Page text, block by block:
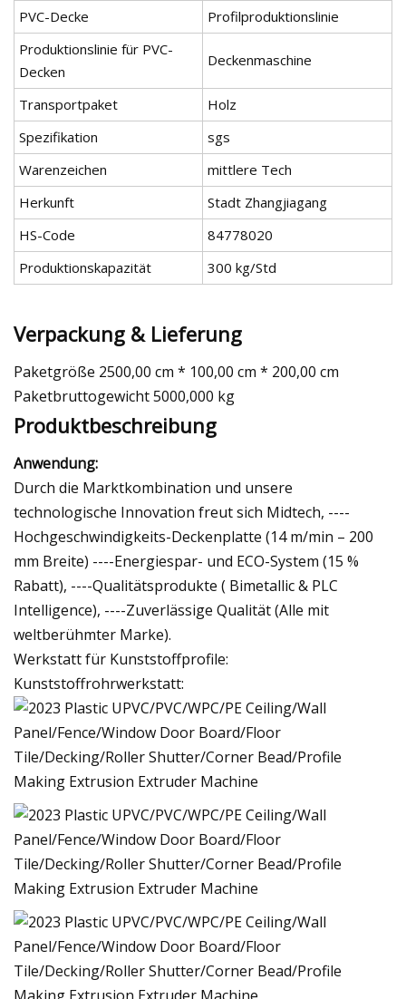
PVC-Decke
Profilproduktionslinie
Produktionslinie für PVC-
Decken
Deckenmaschine
Transportpaket
Holz
Spezifikation
sgs
Warenzeichen
mittlere Tech
Herkunft
Stadt Zhangjiagang
HS-Code
84778020
Produktionskapazität
300 kg/Std
Verpackung & Lieferung
Paketgröße 2500,00 cm * 100,00 cm * 200,00 cm
Paketbruttogewicht 5000,000 kg
Produktbeschreibung
Anwendung:
Durch die Marktkombination und unsere
technologische Innovation freut sich Midtech, ----
Hochgeschwindigkeits-Deckenplatte (14 m/min – 200
mm Breite) ----Energiespar- und ECO-System (15 %
Rabatt), ----Qualitätsprodukte ( Bimetallic & PLC
Intelligence), ----Zuverlässige Qualität (Alle mit
weltberühmter Marke).
Werkstatt für Kunststoffprofile:
Kunststoffrohrwerkstatt: